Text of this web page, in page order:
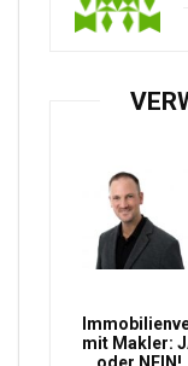
mit Makler: